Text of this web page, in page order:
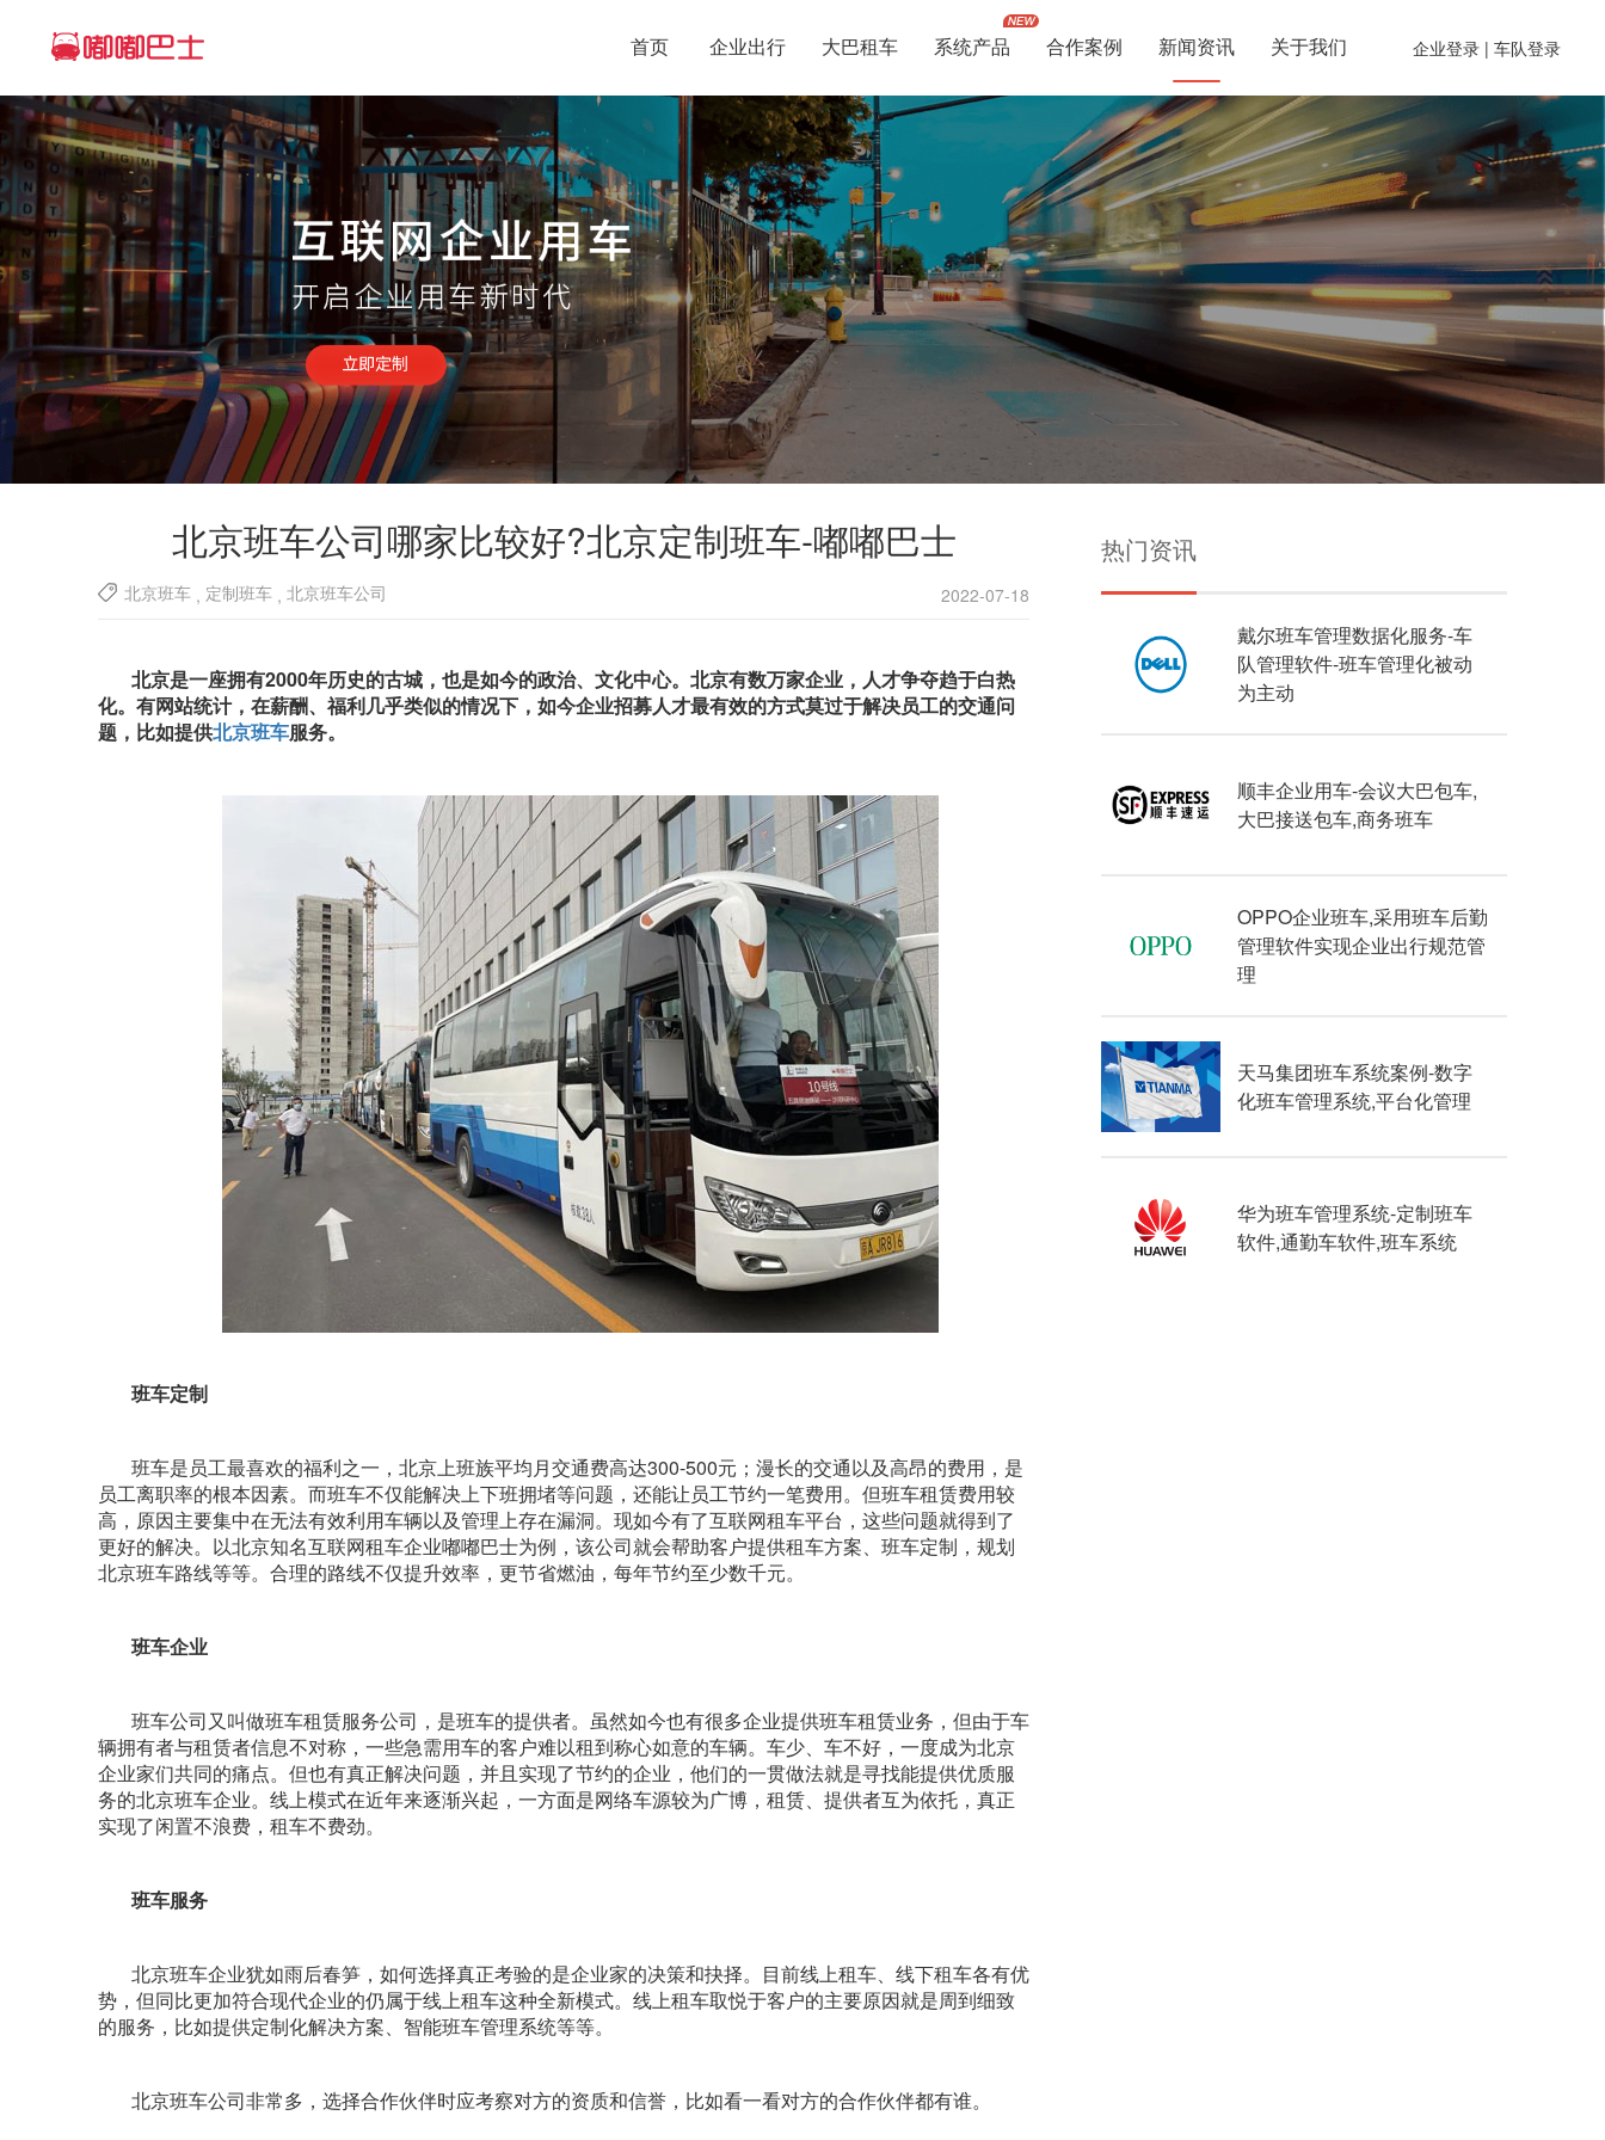
企业登录 | 车队登录
首页 企业出行 大巴租车 系统产品 合作案例 新闻资讯 关于我们
北京班车公司哪家比较好?北京定制班车-嘟嘟巴士
北京班车 , 定制班车 , 北京班车公司 2022-07-18
北京是一座拥有2000年历史的古城，也是如今的政治、文化中心。北京有数万家企业，人才争夺趋于白热
化。有网站统计，在薪酬、福利几乎类似的情况下，如今企业招募人才最有效的方式莫过于解决员工的交通问
题，比如提供北京班车服务。
班车定制
班车是员工最喜欢的福利之一，北京上班族平均月交通费高达300-500元；漫长的交通以及高昂的费用，是
员工离职率的根本因素。而班车不仅能解决上下班拥堵等问题，还能让员工节约一笔费用。但班车租赁费用较
高，原因主要集中在无法有效利用车辆以及管理上存在漏洞。现如今有了互联网租车平台，这些问题就得到了
更好的解决。以北京知名互联网租车企业嘟嘟巴士为例，该公司就会帮助客户提供租车方案、班车定制，规划
北京班车路线等等。合理的路线不仅提升效率，更节省燃油，每年节约至少数千元。
班车企业
班车公司又叫做班车租赁服务公司，是班车的提供者。虽然如今也有很多企业提供班车租赁业务，但由于车
辆拥有者与租赁者信息不对称，一些急需用车的客户难以租到称心如意的车辆。车少、车不好，一度成为北京
企业家们共同的痛点。但也有真正解决问题，并且实现了节约的企业，他们的一贯做法就是寻找能提供优质服
务的北京班车企业。线上模式在近年来逐渐兴起，一方面是网络车源较为广博，租赁、提供者互为依托，真正
实现了闲置不浪费，租车不费劲。
班车服务
北京班车企业犹如雨后春笋，如何选择真正考验的是企业家的决策和抉择。目前线上租车、线下租车各有优
势，但同比更加符合现代企业的仍属于线上租车这种全新模式。线上租车取悦于客户的主要原因就是周到细致
的服务，比如提供定制化解决方案、智能班车管理系统等等。
北京班车公司非常多，选择合作伙伴时应考察对方的资质和信誉，比如看一看对方的合作伙伴都有谁。
热门资讯
戴尔班车管理数据化服务-车
队管理软件-班车管理化被动
为主动
顺丰企业用车-会议大巴包车,
大巴接送包车,商务班车
OPPO企业班车,采用班车后勤
管理软件实现企业出行规范管
理
天马集团班车系统案例-数字
化班车管理系统,平台化管理
华为班车管理系统-定制班车
软件,通勤车软件,班车系统